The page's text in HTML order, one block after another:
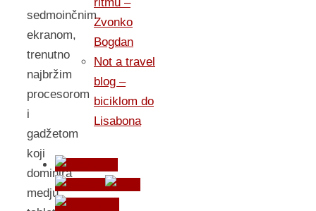
sedmoinčnim
ekranom,
trenutno
najbržim
procesorom
i
gadžetom
koji
dominira
medju
Zvonko
Bogdan
Not a travel
blog –
biciklom do
Lisabona